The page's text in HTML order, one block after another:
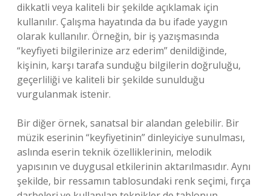
dikkatli veya kaliteli bir şekilde açıklamak için
kullanılır. Çalışma hayatında da bu ifade yaygın
olarak kullanılır. Örneğin, bir iş yazışmasında
“keyfiyeti bilgilerinize arz ederim” denildiğinde,
kişinin, karşı tarafa sunduğu bilgilerin doğruluğu,
geçerliliği ve kaliteli bir şekilde sunulduğu
vurgulanmak istenir.
Bir diğer örnek, sanatsal bir alandan gelebilir. Bir
müzik eserinin “keyfiyetinin” dinleyiciye sunulması,
aslında eserin teknik özelliklerinin, melodik
yapısının ve duygusal etkilerinin aktarılmasıdır. Aynı
şekilde, bir ressamın tablosundaki renk seçimi, fırça